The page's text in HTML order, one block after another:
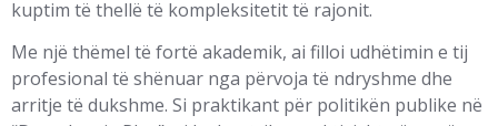
kuptim të thellë të kompleksitetit të rajonit.
Me një thëmel të fortë akademik, ai filloi udhëtimin e tij
profesional të shënuar nga përvoja të ndryshme dhe
arritje të dukshme. Si praktikant për politikën publike në